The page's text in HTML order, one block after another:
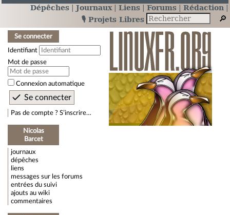
Dépêches Journaux Liens Forums
Rédaction
🎙️ Projets Libres
Se connecter
Identifiant
Mot de passe
Connexion automatique
Pas de compte ? S’inscrire…
Nicolas
Barcet
journaux
dépêches
liens
messages sur les forums
entrées du suivi
ajouts au wiki
commentaires